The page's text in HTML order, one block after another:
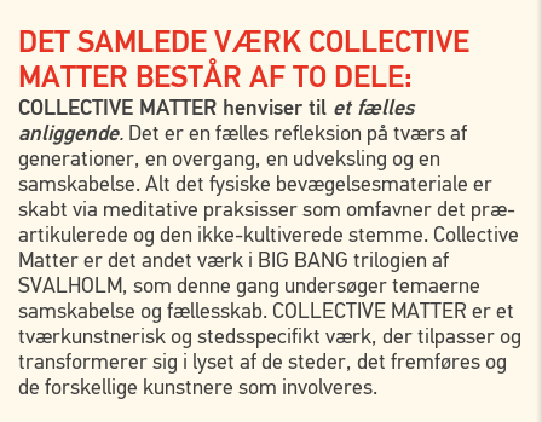
DET SAMLEDE VÆRK COLLECTIVE
MATTER BESTÅR AF TO DELE:
COLLECTIVE MATTER henviser til et fælles
anliggende. Det er en fælles refleksion på tværs af
generationer, en overgang, en udveksling og en
samskabelse. Alt det fysiske bevægelsesmateriale er
skabt via meditative praksisser som omfavner det præ-
artikulerede og den ikke-kultiverede stemme. Collective
Matter er det andet værk i BIG BANG trilogien af
SVALHOLM, som denne gang undersøger temaerne
samskabelse og fællesskab. COLLECTIVE MATTER er et
tværkunstnerisk og stedsspecifikt værk, der tilpasser og
transformerer sig i lyset af de steder, det fremføres og
de forskellige kunstnere som involveres.